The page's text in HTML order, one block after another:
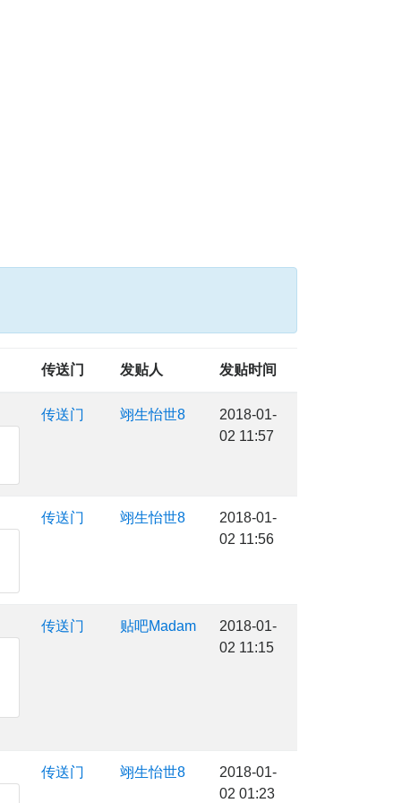
传送门 发贴人 发贴时间
传送门 翊生怡世8
2018-01-
02 11:57
传送门 翊生怡世8
2018-01-
02 11:56
传送门 贴吧Madam
2018-01-
02 11:15
传送门 翊生怡世8
2018-01-
02 01:23